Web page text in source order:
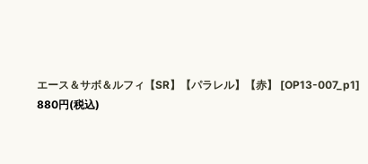
エース＆サボ＆ルフィ【SR】【パラレル】【赤】 [OP13-007_p1]
880円(税込)